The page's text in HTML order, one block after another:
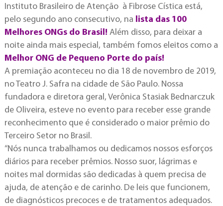
Instituto Brasileiro de Atenção à Fibrose Cística está,
pelo segundo ano consecutivo, na lista das 100
Melhores ONGs do Brasil! Além disso, para deixar a
noite ainda mais especial, também fomos eleitos como a
Melhor ONG de Pequeno Porte do país!
A premiação aconteceu no dia 18 de novembro de 2019,
no Teatro J. Safra na cidade de São Paulo. Nossa
fundadora e diretora geral, Verônica Stasiak Bednarczuk
de Oliveira, esteve no evento para receber esse grande
reconhecimento que é considerado o maior prêmio do
Terceiro Setor no Brasil.
“Nós nunca trabalhamos ou dedicamos nossos esforços
diários para receber prêmios. Nosso suor, lágrimas e
noites mal dormidas são dedicadas à quem precisa de
ajuda, de atenção e de carinho. De leis que funcionem,
de diagnósticos precoces e de tratamentos adequados.